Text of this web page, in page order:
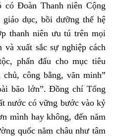
Đoàn Thanh niên Cộng
dục, bồi dưỡng thế hệ
thanh niên ưu tú trên mọi
xuất sắc sự nghiệp cách
phấn đấu cho mục tiêu
công bằng, văn minh”
bão lớn”. Đồng chí Tổng
có vững bước vào kỷ
mình hay không, đến năm
quốc năm châu như tâm